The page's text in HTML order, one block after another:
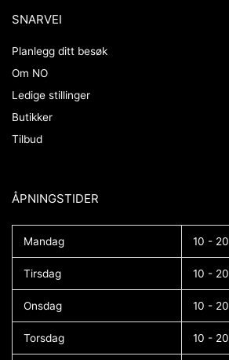
SNARVEI
Planlegg ditt besøk
Om NO
Ledige stillinger
Butikker
Tilbud
ÅPNINGSTIDER​
Mandag 10 - 20
Tirsdag 10 - 20
Onsdag 10 - 20
Torsdag 10 - 20